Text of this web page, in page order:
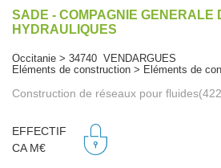
SADE - COMPAGNIE GENERALE
HYDRAULIQUES
Occitanie > 34740 VENDARGUES
Eléments de construction > Eléments de
Construction de réseaux pour
EFFECTIF
CA M€